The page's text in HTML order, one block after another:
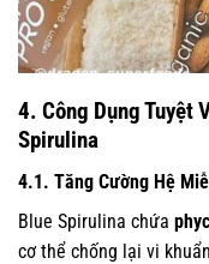
4. Công Dụng Tuyệt
Spirulina
4.1. Tăng Cường Hệ
Blue Spirulina chứa
cơ thể chống lại vi